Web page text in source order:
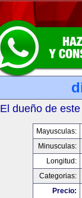
El dueño de
Mayusculas:
Minusculas:
Longitud:
Categorias:
Precio: